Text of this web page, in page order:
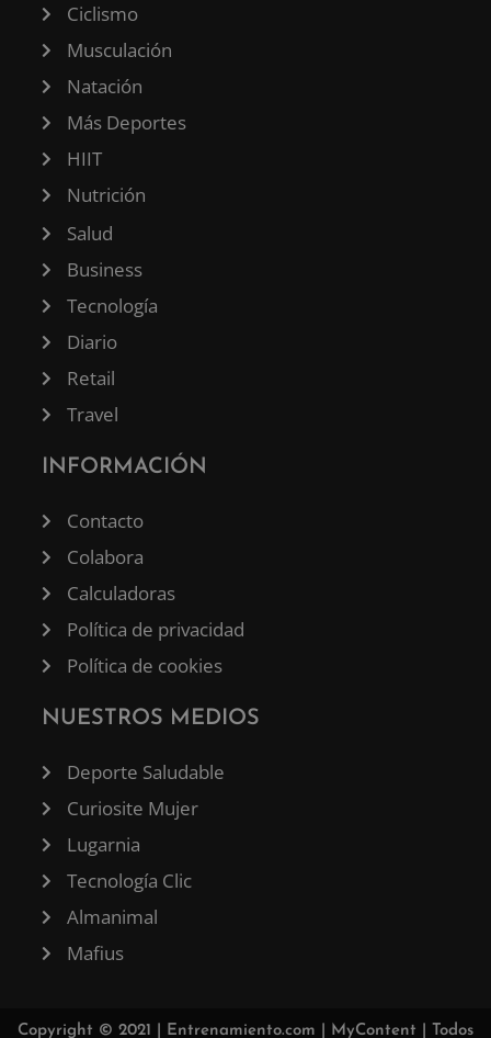
Ciclismo
Musculación
Natación
Más Deportes
HIIT
Nutrición
Salud
Business
Tecnología
Diario
Retail
Travel
INFORMACIÓN
Contacto
Colabora
Calculadoras
Política de privacidad
Política de cookies
NUESTROS MEDIOS
Deporte Saludable
Curiosite Mujer
Lugarnia
Tecnología Clic
Almanimal
Mafius
Copyright © 2021 | Entrenamiento.com MyContent | Todos